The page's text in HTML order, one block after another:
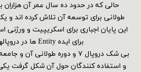
حالی که در حدود ده سال عمر آن
طولانی برای توسعه آن تلاش کرده اند و
این پایان اجباری برای اسکریپیت و
برای ایده Entity ها در دروپالهای بعدی.
بی شک دروپال ۷ و دوره طولانی
و استفاده کنندگان حول آن شکل گرفت یکی